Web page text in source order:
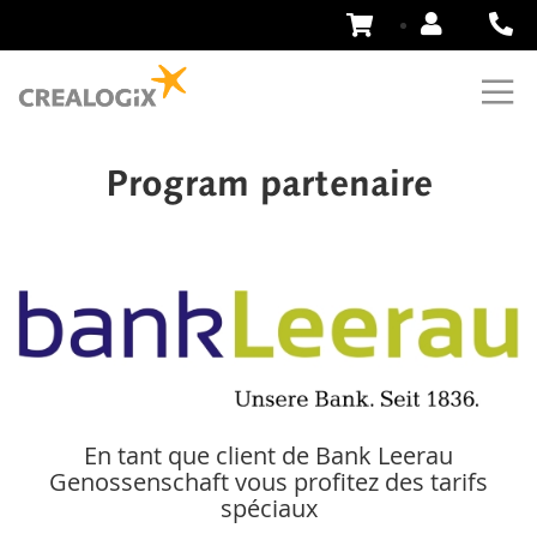
Aller
Program partenaire
En tant que client de Bank Leerau
Genossenschaft vous profitez des tarifs
spéciaux